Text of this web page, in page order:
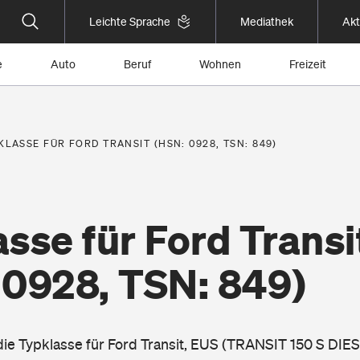
Leichte Sprache Mediathek
Auto Beruf Wohnen Freizeit
FÜR FORD TRANSIT (HSN: 0928, TSN: 849)
für Ford
TSN: 849)
Typklasse für Ford Transit, EUS (TRANSIT 150 S